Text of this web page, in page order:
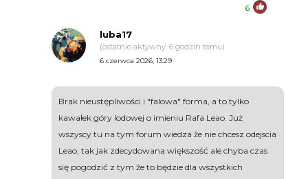
6
luba17
(ostatnio aktywny: 6 godzin temu)
6 czerwca 2026, 13:29
Brak nieustępliwości i "falowa" forma, a to tylko
kawałek góry lodowej o imieniu Rafa Leao. Już
wszyscy tu na tym forum wiedza że nie chcesz odejscia
Leao, tak jak zdecydowana większość ale chyba czas
się pogodzić z tym że to będzie dla wszystkich